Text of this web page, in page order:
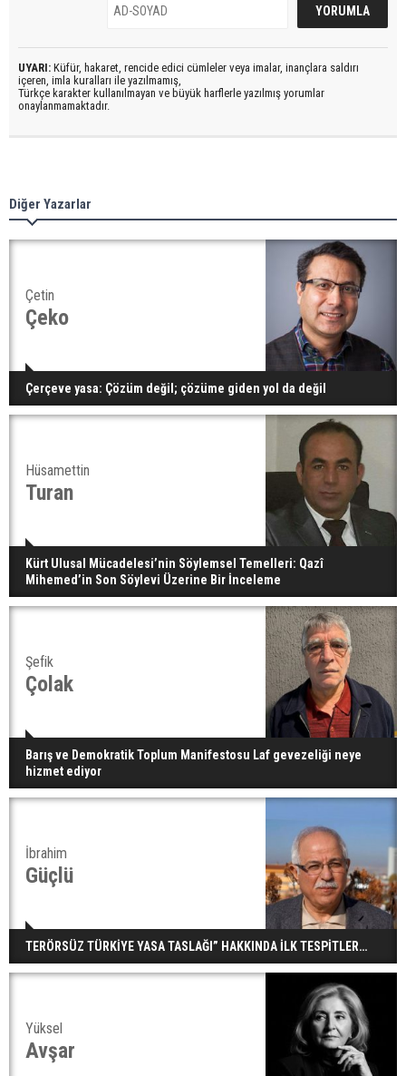
UYARI: Küfür, hakaret, rencide edici cümleler veya imalar, inançlara saldırı
içeren, imla kuralları ile yazılmamış,
Türkçe karakter kullanılmayan ve büyük harflerle yazılmış yorumlar
onaylanmamaktadır.
Diğer Yazarlar
Çetin
Çeko
Çerçeve yasa: Çözüm değil; çözüme giden yol da değil
Hüsamettin
Turan
Kürt Ulusal Mücadelesi’nin Söylemsel Temelleri: Qazî
Mihemed’in Son Söylevi Üzerine Bir İnceleme
Şefik
Çolak
Barış ve Demokratik Toplum Manifestosu Laf gevezeliği neye
hizmet ediyor
İbrahim
Güçlü
TERÖRSÜZ TÜRKİYE YASA TASLAĞI” HAKKINDA İLK TESPİTLER…
Yüksel
Avşar